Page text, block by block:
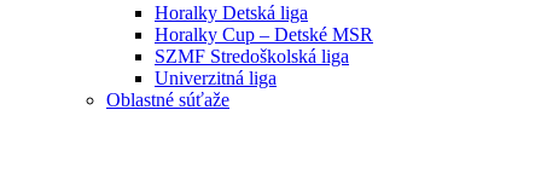
Horalky Detská liga
Horalky Cup – Detské MSR
SZMF Stredoškolská liga
Univerzitná liga
Oblastné súťaže